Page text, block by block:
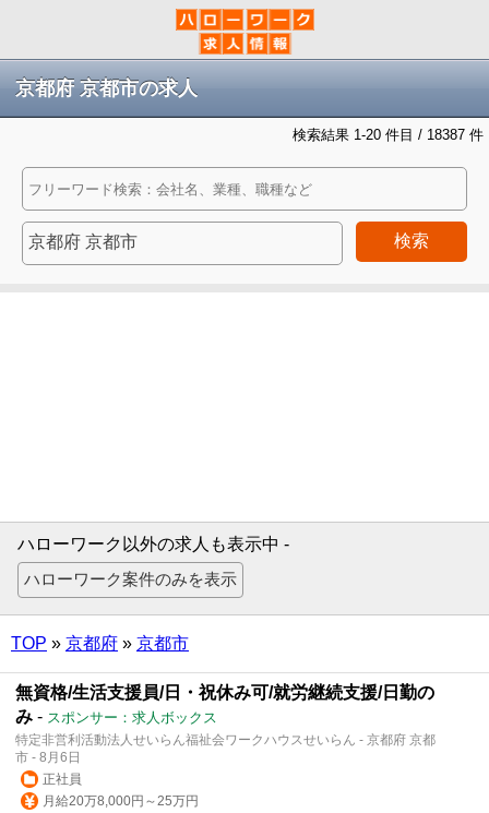
京都府 京都市の求人
検索結果 1-20 件目 / 18387 件
検索
ハローワーク以外の求人も表示中 -
TOP » 京都府 » 京都市
無資格/生活支援員/日・祝休み可/就労継続支援/日勤の
み - スポンサー：求人ボックス
特定非営利活動法人せいらん福祉会ワークハウスせいらん - 京都府 京都
市 - 8月6日
正社員
月給20万8,000円～25万円